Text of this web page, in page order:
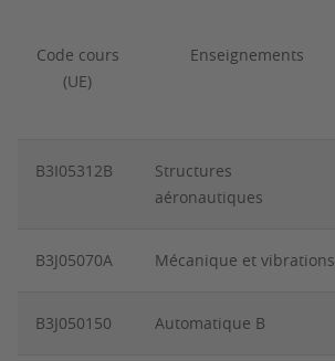
Code cours
(UE)
Enseignements
B3I05312B
Structures
aéronautiques
B3J05070A Mécanique et vibrations
B3J050150 Automatique B